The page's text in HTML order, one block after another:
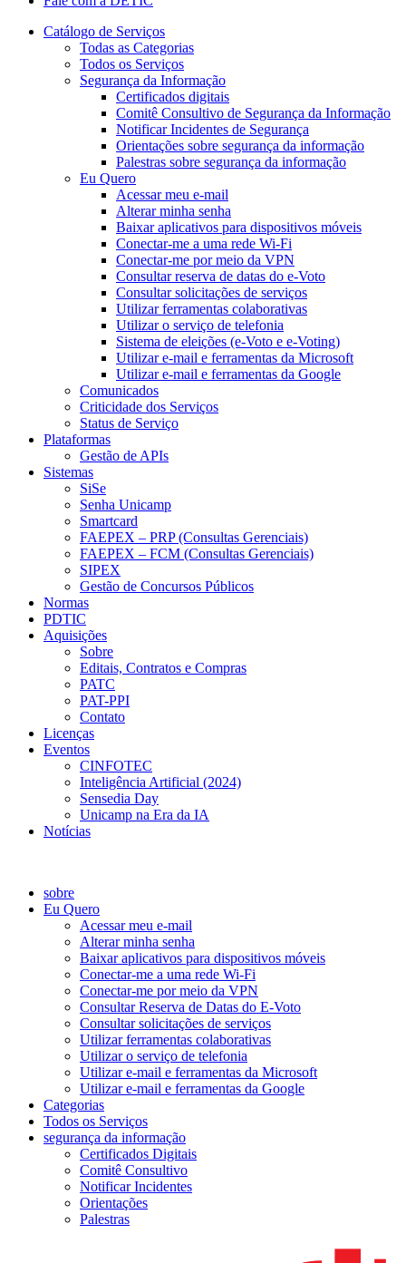
Catálogo de Serviços
Todas as Categorias
Todos os Serviços
Segurança da Informação
Certificados digitais
Comitê Consultivo de Segurança da Informação
Notificar Incidentes de Segurança
Orientações sobre segurança da informação
Palestras sobre segurança da informação
Eu Quero
Acessar meu e-mail
Alterar minha senha
Baixar aplicativos para dispositivos móveis
Conectar-me a uma rede Wi-Fi
Conectar-me por meio da VPN
Consultar reserva de datas do e-Voto
Consultar solicitações de serviços
Utilizar ferramentas colaborativas
Utilizar o serviço de telefonia
Sistema de eleições (e-Voto e e-Voting)
Utilizar e-mail e ferramentas da Microsoft
Utilizar e-mail e ferramentas da Google
Comunicados
Criticidade dos Serviços
Status de Serviço
Plataformas
Gestão de APIs
Sistemas
SiSe
Senha Unicamp
Smartcard
FAEPEX – PRP (Consultas Gerenciais)
FAEPEX – FCM (Consultas Gerenciais)
SIPEX
Gestão de Concursos Públicos
Normas
PDTIC
Aquisições
Sobre
Editais, Contratos e Compras
PATC
PAT-PPI
Contato
Licenças
Eventos
CINFOTEC
Inteligência Artificial (2024)
Sensedia Day
Unicamp na Era da IA
Notícias
sobre
Eu Quero
Acessar meu e-mail
Alterar minha senha
Baixar aplicativos para dispositivos móveis
Conectar-me a uma rede Wi-Fi
Conectar-me por meio da VPN
Consultar Reserva de Datas do E-Voto
Consultar solicitações de serviços
Utilizar ferramentas colaborativas
Utilizar o serviço de telefonia
Utilizar e-mail e ferramentas da Microsoft
Utilizar e-mail e ferramentas da Google
Categorias
Todos os Serviços
segurança da informação
Certificados Digitais
Comitê Consultivo
Notificar Incidentes
Orientações
Palestras